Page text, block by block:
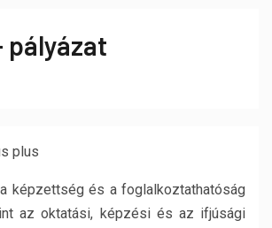
pályázat
képzettség és a foglalkoztathatóság
az oktatási, képzési és az ifjúsági